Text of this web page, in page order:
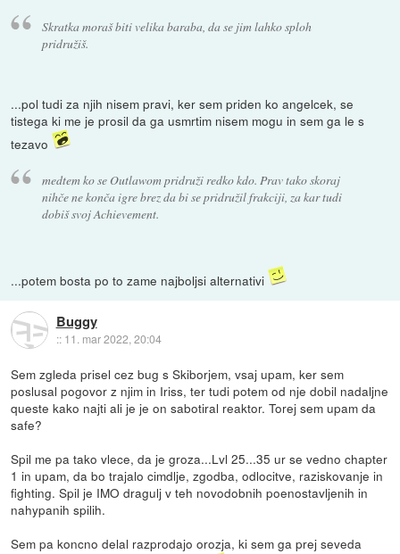
Skratka moraš biti velika baraba, da se jim lahko sploh
pridružiš.
...pol tudi za njih nisem pravi, ker sem priden ko angelcek, se
tistega ki me je prosil da ga usmrtim nisem mogu in sem ga le s
tezavo
medtem ko se Outlawom pridruži redko kdo. Prav tako skoraj
nihče ne konča igre brez da bi se pridružil frakciji, za kar tudi
dobiš svoj Achievement.
...potem bosta po to zame najboljsi alternativi
Buggy
:: 11. mar 2022, 20:04
Sem zgleda prisel cez bug s Skiborjem, vsaj upam, ker sem
poslusal pogovor z njim in Iriss, ter tudi potem od nje dobil nadaljne
queste kako najti ali je je on sabotiral reaktor. Torej sem upam da
safe?
Spil me pa tako vlece, da je groza...Lvl 25...35 ur se vedno chapter
1 in upam, da bo trajalo cimdlje, zgodba, odlocitve, raziskovanje in
fighting. Spil je IMO dragulj v teh novodobnih poenostavljenih in
nahypanih spilih.
Sem pa koncno delal razprodajo orozja, ki sem ga prej seveda